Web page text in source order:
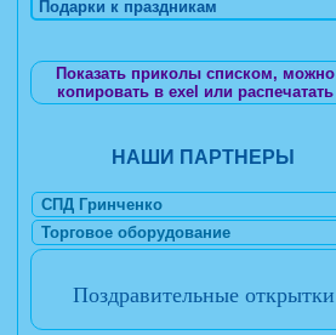
Подарки к праздникам
Показать приколы списком, можно
копировать в exel или распечатать
НАШИ ПАРТНЕРЫ
СПД Гринченко
Торговое оборудование
Поздравительные открытки